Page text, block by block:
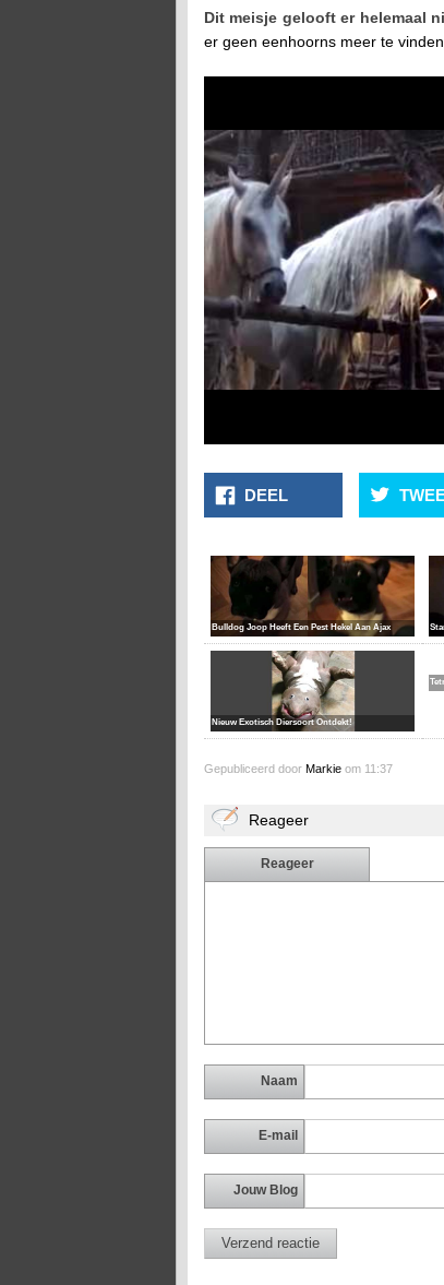
Dit meisje gelooft er helemaal
er geen eenhoorns meer te
DEEL
Bulldog Joop Heeft Een Pest Hekel Aan Ajax
Nieuw Exotisch Diersoort Ontdekt!
Gepubliceerd door Markie om 11:37
Reageer
Reageer
Naam
E-mail
Jouw Blog